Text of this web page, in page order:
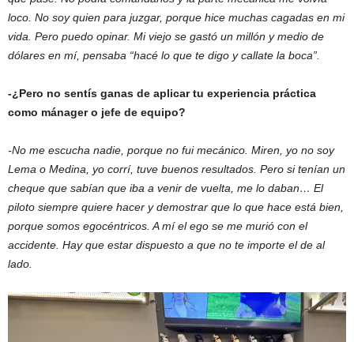
loco. No soy quien para juzgar, porque hice muchas cagadas en mi
vida. Pero puedo opinar. Mi viejo se gastó un millón y medio de
dólares en mí, pensaba “hacé lo que te digo y callate la boca”.
-¿Pero no sentís ganas de aplicar tu experiencia práctica
como mánager o jefe de equipo?
-No me escucha nadie, porque no fui mecánico. Miren, yo no soy
Lema o Medina, yo corrí, tuve buenos resultados. Pero si tenían un
cheque que sabían que iba a venir de vuelta, me lo daban… El
piloto siempre quiere hacer y demostrar que lo que hace está bien,
porque somos egocéntricos. A mí el ego se me murió con el
accidente. Hay que estar dispuesto a que no te importe el de al
lado.